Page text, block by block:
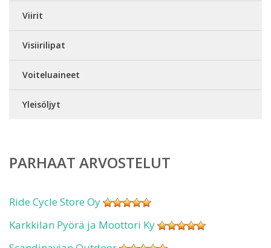
Viirit
Visiirilipat
Voiteluaineet
Yleisöljyt
PARHAAT ARVOSTELUT
Ride Cycle Store Oy
Karkkilan Pyörä ja Moottori Ky